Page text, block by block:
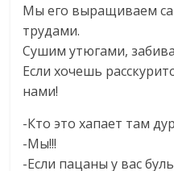
Мы его выращиваем
трудами.
Сушим утюгами,
Если хочешь
нами!
-Кто это хапает там
-Мы!!!
-Если пацаны у вас